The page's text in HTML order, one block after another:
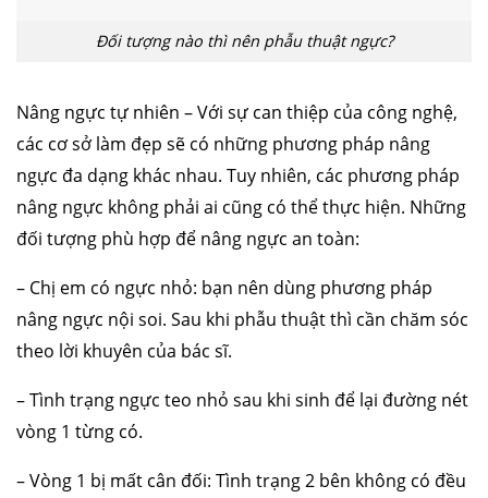
Đối tượng nào thì nên phẫu thuật ngực?
Nâng ngực tự nhiên – Với sự can thiệp của công nghệ,
các cơ sở làm đẹp sẽ có những phương pháp nâng
ngực đa dạng khác nhau. Tuy nhiên, các phương pháp
nâng ngực không phải ai cũng có thể thực hiện. Những
đối tượng phù hợp để nâng ngực an toàn:
– Chị em có ngực nhỏ: bạn nên dùng phương pháp
nâng ngực nội soi. Sau khi phẫu thuật thì cần chăm sóc
theo lời khuyên của bác sĩ.
– Tình trạng ngực teo nhỏ sau khi sinh để lại đường nét
vòng 1 từng có.
– Vòng 1 bị mất cân đối: Tình trạng 2 bên không có đều